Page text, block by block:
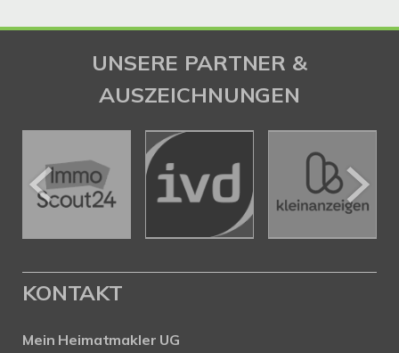
UNSERE PARTNER &
AUSZEICHNUNGEN
KONTAKT
Mein Heimatmakler UG